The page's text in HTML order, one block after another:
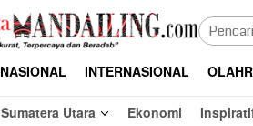
NASIONAL INTERNASIONAL
Sumatera Utara Ekonomi